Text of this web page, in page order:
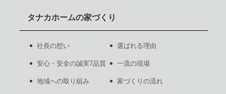
タナカホームの家づくり
社長の想い 選ばれる理由
安心・安全の誠実7品質 一流の現場
地域への取り組み 家づくりの流れ